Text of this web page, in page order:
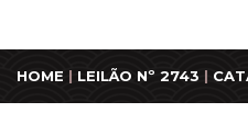
HOME | LEILÃO Nº 2743 |